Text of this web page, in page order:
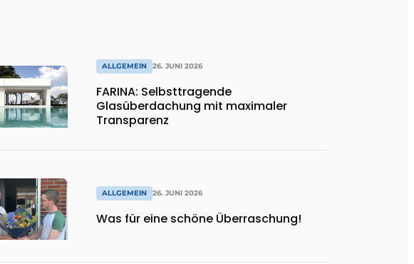
ALLGEMEIN 26. JUNI 2026
FARINA: Selbsttragende
Glasüberdachung mit maximaler
Transparenz
ALLGEMEIN 26. JUNI 2026
Was für eine schöne Überraschung!